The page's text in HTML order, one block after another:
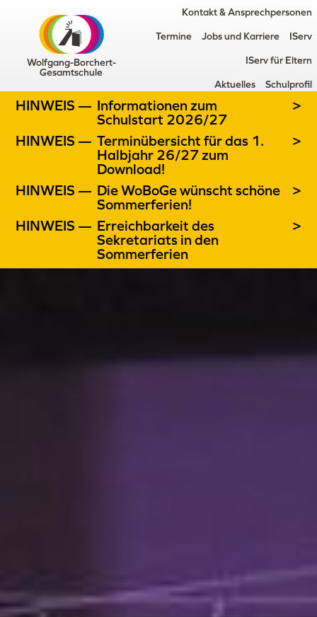
Wolfgang-Borchert-
Gesamtschule
Kontakt & Ansprechpersonen
Termine Jobs und Karriere IServ
IServ für Eltern
Aktuelles Schulprofil
HINWEIS — Informationen zum
Schulstart 2026/27
>
HINWEIS — Terminübersicht für das 1.
Halbjahr 26/27 zum
Download!
>
HINWEIS — Die WoBoGe wünscht schöne
Sommerferien!
>
HINWEIS — Erreichbarkeit des
Sekretariats in den
Sommerferien
>